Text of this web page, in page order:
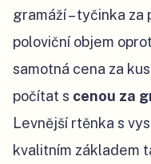
gramáží – tyčinka
poloviční objem
samotná cena za
počítat s cenou za
Levnější rtěnka s
kvalitním základem